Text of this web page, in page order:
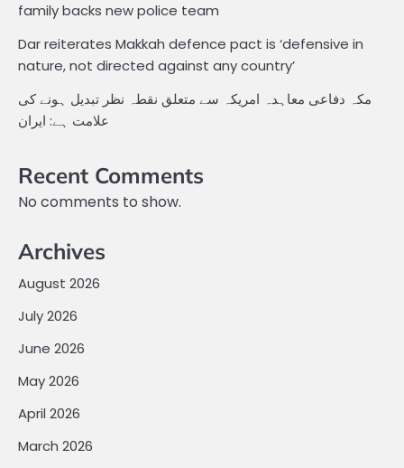
family backs new police team
Dar reiterates Makkah defence pact is ‘defensive in
nature, not directed against any country’
مکہ دفاعی معاہدہ امریکہ سے متعلق نقطہ نظر تبدیل ہونے کی
علامت ہے: ایران
Recent Comments
No comments to show.
Archives
August 2026
July 2026
June 2026
May 2026
April 2026
March 2026